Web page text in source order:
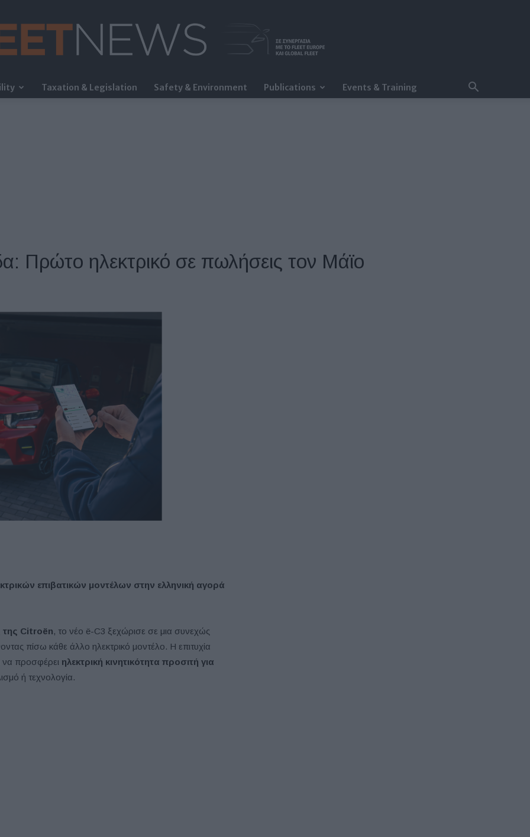
FleetNews
Taxation & Legislation Safety & Environment Publications Events & Training
Πρώτο ηλεκτρικό σε πωλήσεις τον Μάϊο
επιβατικών μοντέλων στην ελληνική αγορά
της Citroën, το νέο ë-C3 ξεχώρισε σε μια συνεχώς
πίσω κάθε άλλο ηλεκτρικό μοντέλο. Η επιτυχία
να προσφέρει ηλεκτρική κινητικότητα προσιτή για
ή τεχνολογία.